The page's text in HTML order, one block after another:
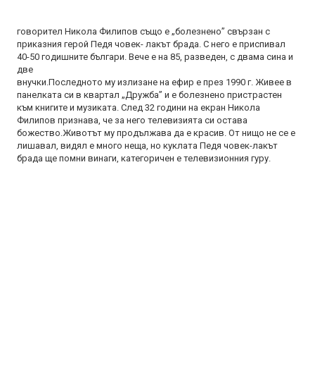
говорител Никола Филипов също е „болезнено” свързан с
приказния герой Педя човек- лакът брада. С него е приспивал
40-50 годишните българи. Вече е на 85, разведен, с двама сина и
две
внучки.Последното му излизане на ефир е през 1990 г. Живее в
панелката си в квартал „Дружба” и е болезнено пристрастен
към книгите и музиката. След 32 години на екран Никола
Филипов признава, че за него телевизията си остава
божество.Животът му продължава да е красив. От нищо не се е
лишавал, видял е много неща, но куклата Педя човек-лакът
брада ще помни винаги, категоричен е телевизионния гуру.